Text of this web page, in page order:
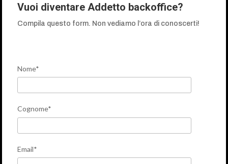
Vuoi diventare Addetto backoffice?
Compila questo form. Non vediamo l’ora di conoscerti!
Nome*
Cognome*
Email*